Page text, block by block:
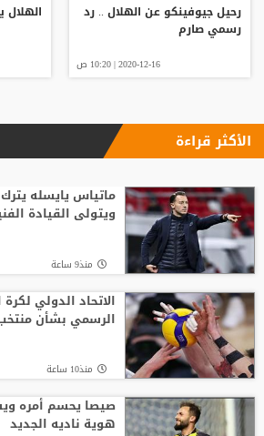
رحيل جيوفينكو عن الهلال .. رد
رسمي صارم
2020-12-16 | 10:20 ص
الأكثر قراءة
ماتياس يايسله
ويتولى القيادة
منذ9 ساعة
الاتحاد الدولي
الرسمي بشأن
منذ10 ساعة
صيصا يحسم أمره
هوية ناديه الجديد